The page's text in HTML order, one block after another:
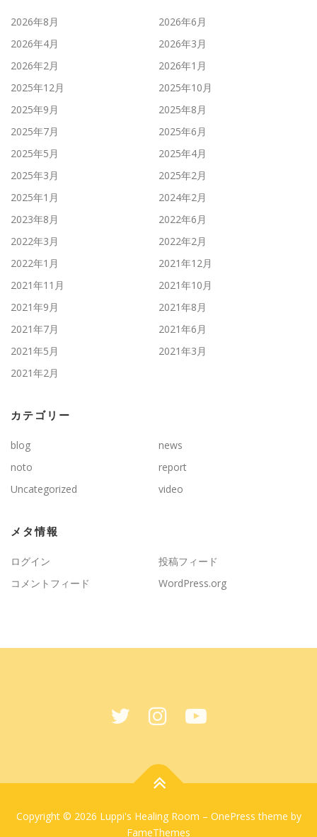
2026年8月
2026年6月
2026年4月
2026年3月
2026年2月
2026年1月
2025年12月
2025年10月
2025年9月
2025年8月
2025年7月
2025年6月
2025年5月
2025年4月
2025年3月
2025年2月
2025年1月
2024年2月
2023年8月
2022年6月
2022年3月
2022年2月
2022年1月
2021年12月
2021年11月
2021年10月
2021年9月
2021年8月
2021年7月
2021年6月
2021年5月
2021年3月
2021年2月
カテゴリー
blog
news
noto
report
Uncategorized
video
メタ情報
ログイン
投稿フィード
コメントフィード
WordPress.org
Copyright © 2026 Luppi's Healing Room – OnePress theme by
FameThemes